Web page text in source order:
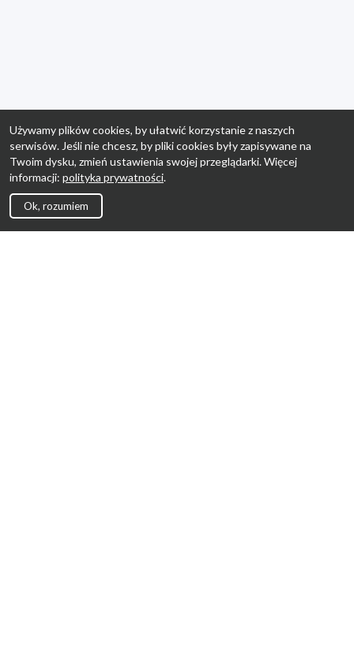
Używamy plików cookies, by ułatwić korzystanie z naszych
serwisów. Jeśli nie chcesz, by pliki cookies były zapisywane na
Twoim dysku, zmień ustawienia swojej przeglądarki. Więcej
informacji: polityka prywatności.
Ok, rozumiem